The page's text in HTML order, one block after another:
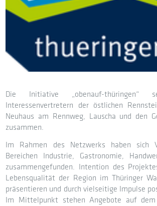
Die Initiative „obenauf-
Interessenvertretern der östlichen
Neuhaus am Rennweg, Lauscha und den
zusammen.
Im Rahmen des Netzwerks haben sich
Bereichen Industrie, Gastronomie,
zusammengefunden. Intention des
Lebensqualität der Region im Thüringer
präsentieren und durch vielseitige Impulse
Im Mittelpunkt stehen Angebote auf